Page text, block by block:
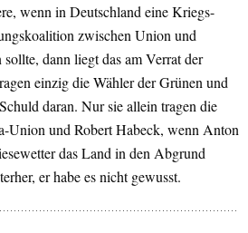
wenn in Deutschland eine Kriegs-
zwischen Union und
dann liegt das am Verrat der
einzig die Wähler der Grünen und
daran. Nur sie allein tragen die
Union und Robert Habeck, wenn Anton
das Land in den Abgrund
er habe es nicht gewusst.